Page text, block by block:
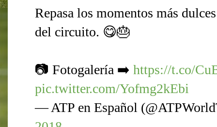
Repasa los momentos más
del circuito. 😋🎂
📷 Fotogalería ➡️ https://t.co/
pic.twitter.com/Yofmg2kEbi
— ATP en Español